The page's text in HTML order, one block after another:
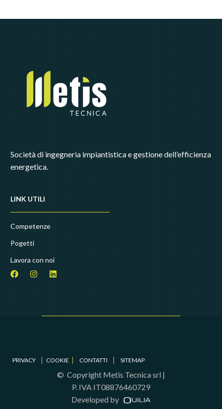
Società di ingegneria impiantistica e gestione dell’efficienza
energetica.
LINK UTILI
Competenze
Pogetti
Lavora con noi
© Copyright Metis Tecnica srl |
P. IVA IT08876460729
PRIVACY COOKIE CONTATTI SITEMAP
Developed by